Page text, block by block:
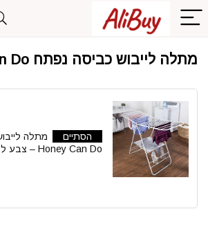
מתלה לייבוש כביסה נפתח Honey Can Do
הסתיים
מתלה
Honey Can Do – צבע לבן